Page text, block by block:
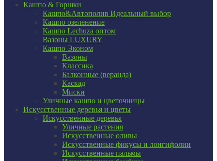
Кашпо & Горшки
Кашпо&Автополив Идеальный выбор
Кашпо озеленение
Кашпо Lechuza оптом
Вазоны LUXURY
Кашпо Эконом
Вазоны
Классика
Балконные (веранда)
Каскад
Миски
Уличные кашпо и цветочницы
Искусственные деревья и цветы
Искусственные деревья
Уличные растения
Искусственные оливы
Искусственные фикусы и лонгифолии
Искусственные пальмы